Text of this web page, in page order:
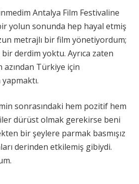
Antalya Film Festivaline
yolun sonunda hep hayal etmiş
metrajlı bir film yönetiyordum;
derdim yoktu. Ayrıca zaten
azından Türkiye için
sonrasındaki hem pozitif hem
dürüst olmak gerekirse beni
bir şeylere parmak basmışız
derinden etkilemiş gibiydi.